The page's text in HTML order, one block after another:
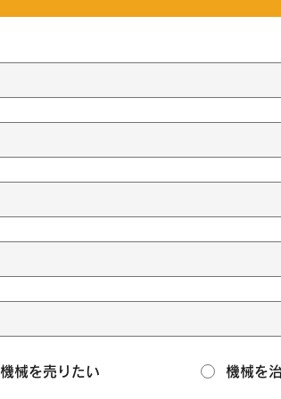
機械を売りたい 機械を